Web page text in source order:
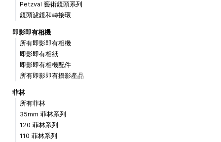
Petzval 藝術鏡頭系列
鏡頭濾鏡和轉接環
即影即有相機
所有即影即有相機
即影即有相紙
即影即有相機配件
所有即影即有攝影產品
菲林
所有菲林
35mm 菲林系列
120 菲林系列
110 菲林系列